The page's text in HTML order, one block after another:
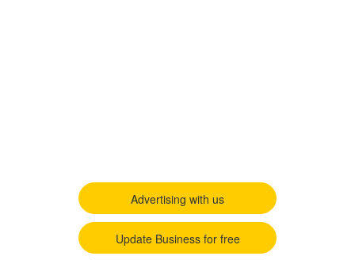
Advertising with us
Update Business for free